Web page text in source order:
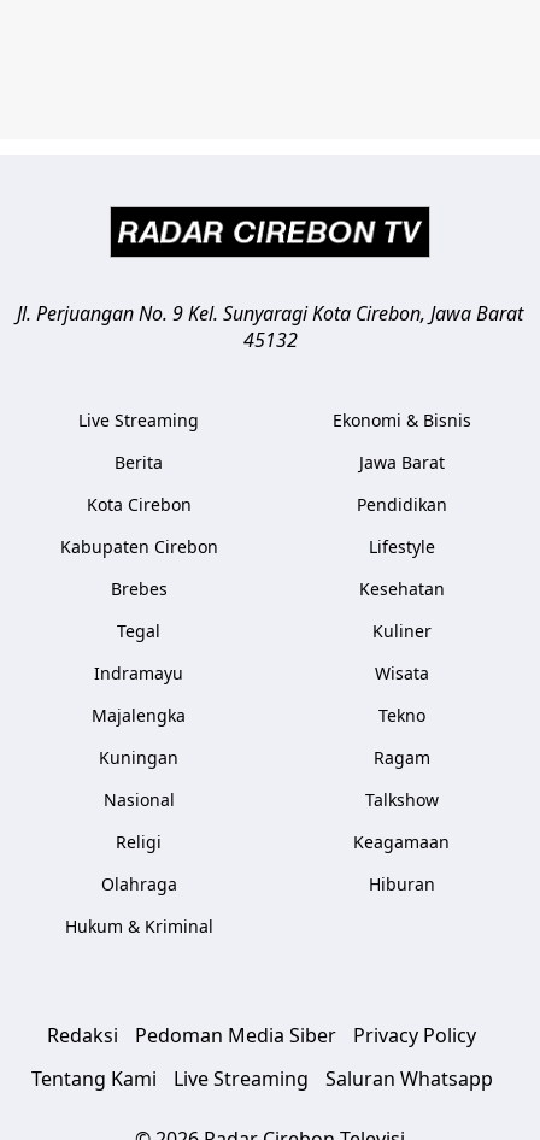
Jl. Perjuangan No. 9 Kel. SunyaragiKota Cirebon, Jawa Barat
45132
Live Streaming
Berita
Kota Cirebon
Kabupaten Cirebon
Brebes
Tegal
Indramayu
Majalengka
Kuningan
Nasional
Religi
Olahraga
Hukum & Kriminal
Ekonomi & Bisnis
Jawa Barat
Pendidikan
Lifestyle
Kesehatan
Kuliner
Wisata
Tekno
Ragam
Talkshow
Keagamaan
Hiburan
Redaksi Pedoman Media Siber
Privacy Policy
Tentang Kami
Live Streaming Saluran Whatsapp